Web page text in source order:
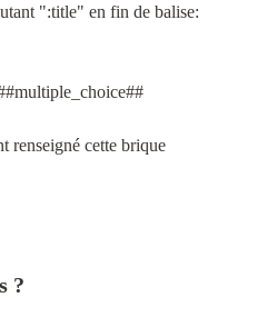
":title" en fin de balise:
renseigné cette brique
?